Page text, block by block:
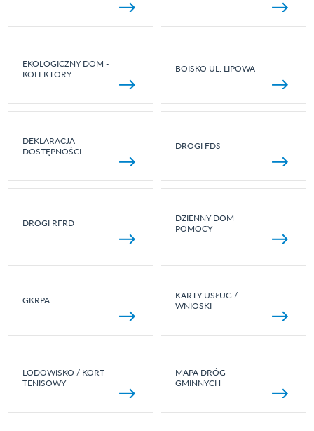
EKOLOGICZNY DOM -
KOLEKTORY
BOISKO UL. LIPOWA
DEKLARACJA
DOSTĘPNOŚCI
DROGI FDS
DROGI RFRD
DZIENNY DOM
POMOCY
GKRPA
KARTY USŁUG /
WNIOSKI
LODOWISKO / KORT
TENISOWY
MAPA DRÓG
GMINNYCH